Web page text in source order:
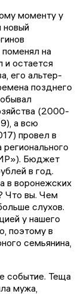
моменту у
новый
на
и остается
его альтер-
позднего
(2000-
а всю
провел в
Бюджет
в год.
в воронежских
Что вы. Чем
слухов.
у нашего
поэтому в
семьянина,
событие. Теща
мужа,